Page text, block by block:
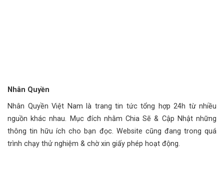
Nhân Quyền
Nhân Quyền Việt Nam là trang tin tức tổng hợp 24h từ nhiều
nguồn khác nhau. Mục đích nhằm Chia Sẽ & Cập Nhật những
thông tin hữu ích cho bạn đọc. Website cũng đang trong quá
trình chạy thử nghiệm & chờ xin giấy phép hoạt động.